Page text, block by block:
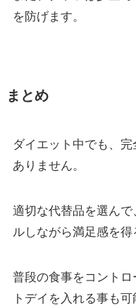
を防げます。
まとめ
ダイエット中でも、
ありません。
適切な代替品を選ん
ルしながら満足感を得
普段の食事をコント
トデイを入れる事も可